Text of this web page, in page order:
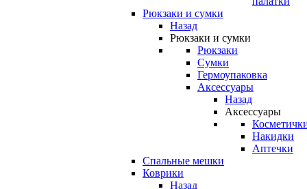
Рюкзаки и сумки
Назад
Рюкзаки и сумки
Рюкзаки
Сумки
Гермоупаковка
Аксессуары
Назад
Аксессуары
Накидки
Аптечки
Спальные мешки
Коврики
Назад